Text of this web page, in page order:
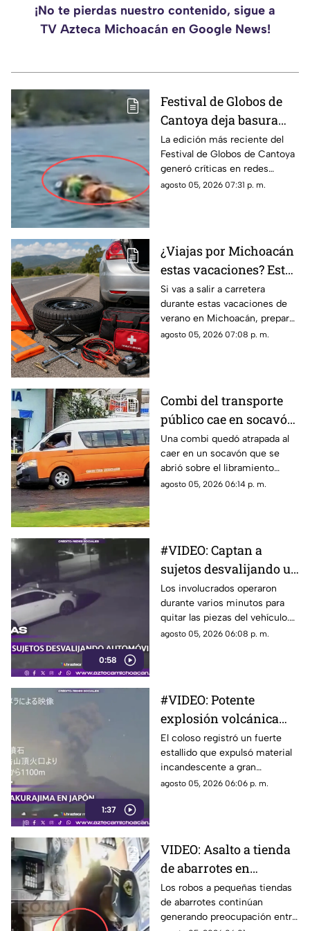
¡No te pierdas nuestro contenido, sigue a
TV Azteca Michoacán en Google News!
Festival de Globos de
Cantoya deja basura
sobre el Lago de
Pátzcuaro; ciudadanos
exigen acciones
La edición más reciente del
Festival de Globos de Cantoya
generó críticas en redes
sociales luego de que
una de las principales zonas
naturales del municipio.
agosto 05, 2026 07:31 p. m.
¿Viajas por Michoacán
estas vacaciones? Esto
es lo indispensable que
debes llevar en tu
automóvil
Si vas a salir a carretera
durante estas vacaciones de
verano en Michoacán, preparar
tu automóvil antes del viaje
del vehículo y llevar
herramientas básicas.
agosto 05, 2026 07:08 p. m.
Combi del transporte
público cae en socavón;
esto sabemos hasta el
momento
Una combi quedó atrapada al
caer en un socavón que se
abrió sobre el libramiento
Francisco J. Múgica, en el
zona.
agosto 05, 2026 06:14 p. m.
0:58
#VIDEO: Captan a
sujetos desvalijando un
automóvil en la calle.
Los involucrados operaron
durante varios minutos para
quitar las piezas del vehículo.
El momento quedó grabado en
agosto 05, 2026 06:08 p. m.
1:37
#VIDEO: Potente
explosión volcánica
eleva columna de
ceniza
El coloso registró un fuerte
estallido que expulsó material
incandescente a gran
distancia. Autoridades vigilan
agosto 05, 2026 06:06 p. m.
VIDEO: Asalto a tienda
de abarrotes en
Morelia; delincuente
usa cuchillo para robar
dinero de la caja
Los robos a pequeñas tiendas
de abarrotes continúan
generando preocupación entre